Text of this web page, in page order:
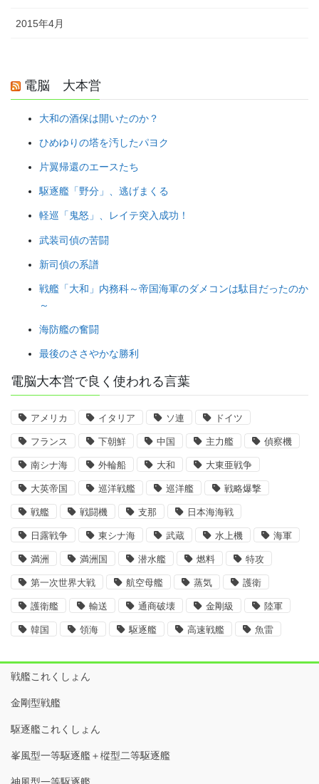
2015年4月
電脳 大本営
大和の酒保は開いたのか？
ひめゆりの塔を汚したパヨク
片翼帰還のエースたち
駆逐艦「野分」、逃げまくる
軽巡「鬼怒」、レイテ突入成功！
武装司偵の苦闘
新司偵の系譜
戦艦「大和」内務科～帝国海軍のダメコンは駄目だったのか
～
海防艦の奮闘
最後のささやかな勝利
電脳大本営で良く使われる言葉
アメリカ イタリア ソ連 ドイツ
フランス 下朝鮮 中国 主力艦 偵察機
南シナ海 外輪船 大和 大東亜戦争
大英帝国 巡洋戦艦 巡洋艦 戦略爆撃
戦艦 戦闘機 支那 日本海海戦
日露戦争 東シナ海 武蔵 水上機 海軍
満洲 満洲国 潜水艦 燃料 特攻
第一次世界大戦 航空母艦 蒸気 護衛
護衛艦 輸送 通商破壊 金剛級 陸軍
韓国 領海 駆逐艦 高速戦艦 魚雷
戦艦これくしょん
金剛型戦艦
駆逐艦これくしょん
峯風型一等駆逐艦＋樅型二等駆逐艦